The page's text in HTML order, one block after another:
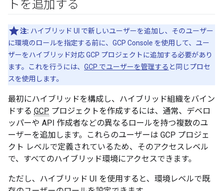
トを追加する
注: ハイブリッド UI で新しいユーザーを追加し、そのユーザー
に環境のロールを指定する前に、GCP Console を使用して、ユー
ザーをハイブリッド対応 GCP プロジェクトに追加する必要があり
ます。これを行うには、 GCP でユーザーを管理する と同じプロセ
スを使用します。
最初にハイブリッドを構成し、ハイブリッド組織をバイン
ドする GCP プロジェクトを作成するには、通常、デベロ
ッパーや API 作成者などの異なるロールを持つ複数のユ
ーザーを追加します。
これらのユーザーは GCP プロジェ
クト レベルで定義されているため、そのアクセスレベル
で、すべてのハイブリッド環境にアクセスできます。
ただし、ハイブリッド UI を使用すると、環境レベルで既